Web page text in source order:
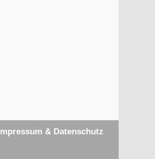
Impressum & Datenschutz